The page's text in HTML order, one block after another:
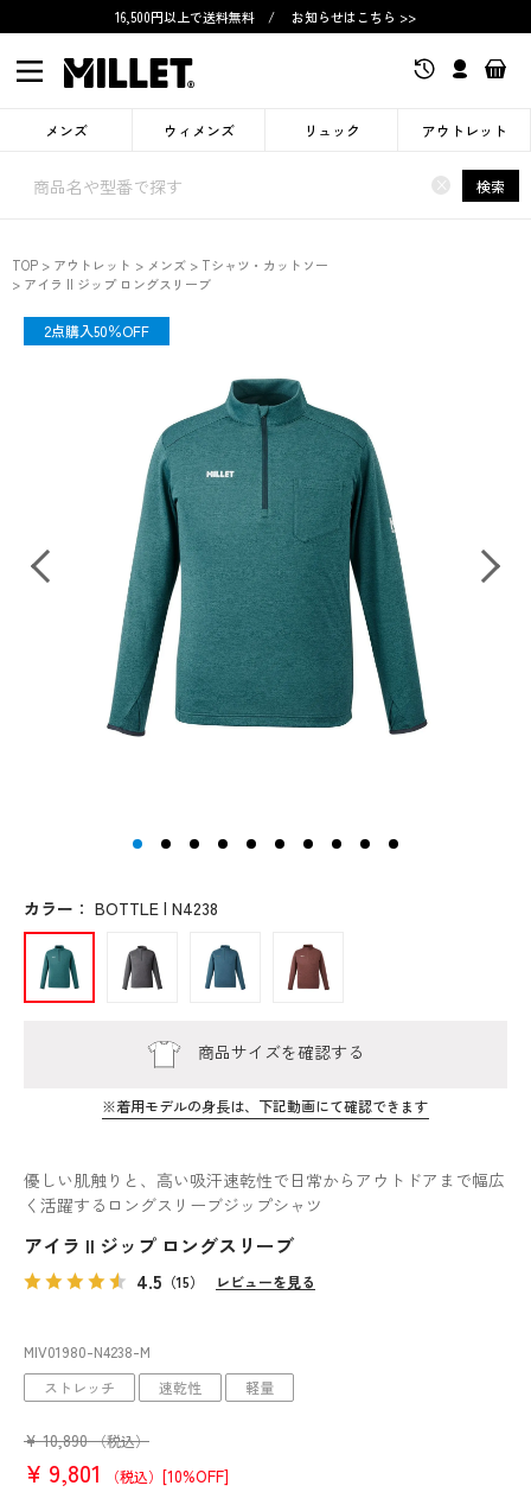
16,500円以上で送料無料 / お知らせはこちら >>
メンズ ウィメンズ リュック アウトレット
× 検索
TOP アウトレット メンズ
Tシャツ・カットソー
アイラ II ジップ ロングスリーブ
優しい肌触りと、高い吸汗速乾性で日常からアウトドアまで幅広
く活躍するロングスリーブジップシャツ
アイラ II ジップ ロングスリーブ
4.5 （15） レビューを見る
MIV01980-N4238-M
OUTLET
ストレッチ 速乾性 軽量
2点購入50％OFF
¥ 10,890 （税込）
¥ 9,801 （税込） [10%OFF]
カラー ： BOTTLE | N4238
商品サイズを確認する
※着用モデルの身長は、下記動画にて確認できます